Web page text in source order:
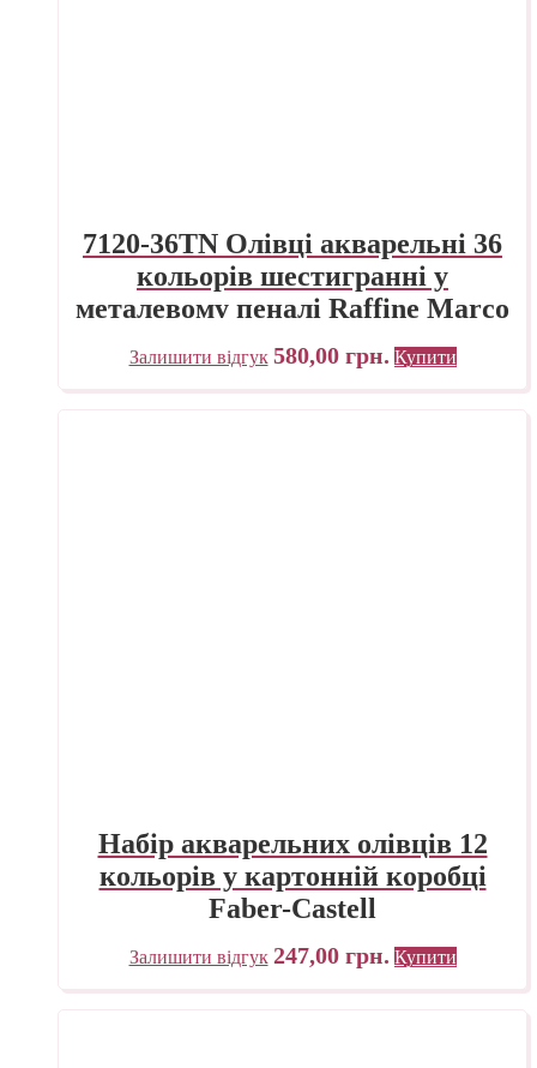
7120-36TN Олівці акварельні 36
кольорів шестигранні у
металевому пеналі Raffine Marco
Залишити відгук 580,00 грн. Купити
Набір акварельних олівців 12
кольорів у картонній коробці
Faber-Castell
Залишити відгук 247,00 грн. Купити